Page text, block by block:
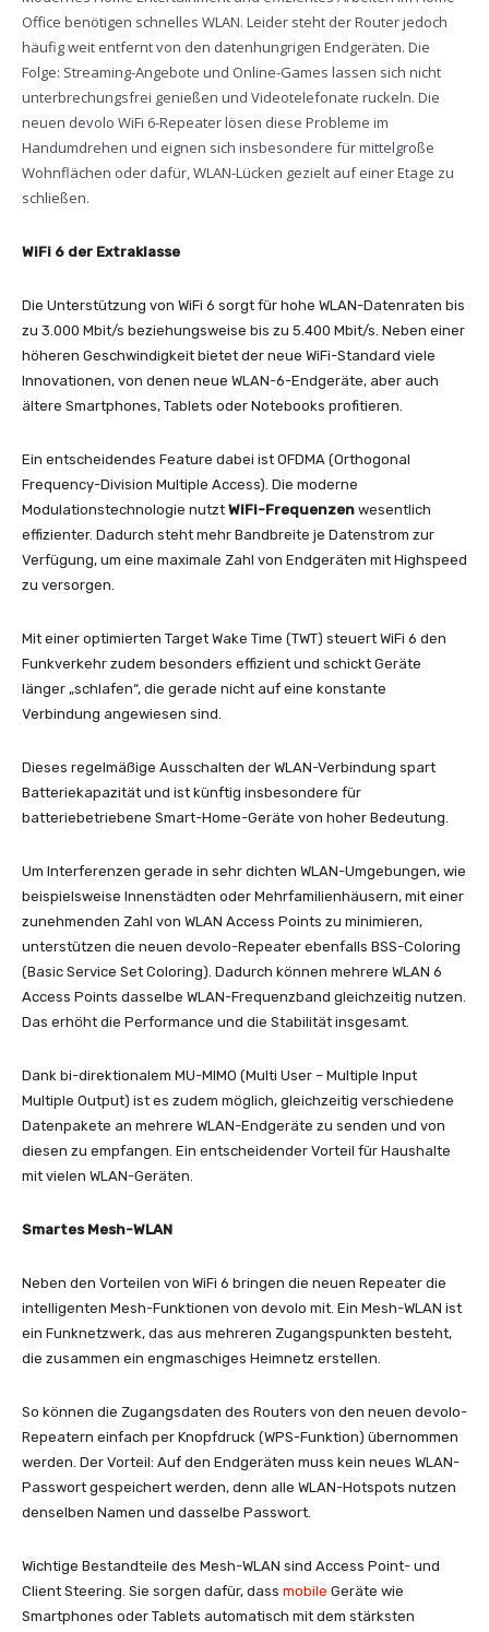
Office benötigen schnelles WLAN. Leider steht der Router jedoch
häufig weit entfernt von den datenhungrigen Endgeräten. Die
Folge: Streaming-Angebote und Online-Games lassen sich nicht
unterbrechungsfrei genießen und Videotelefonate ruckeln. Die
neuen devolo WiFi 6-Repeater lösen diese Probleme im
Handumdrehen und eignen sich insbesondere für mittelgroße
Wohnflächen oder dafür, WLAN-Lücken gezielt auf einer Etage zu
schließen.
WiFi 6 der Extraklasse
Die Unterstützung von WiFi 6 sorgt für hohe WLAN-Datenraten bis
zu 3.000 Mbit/s beziehungsweise bis zu 5.400 Mbit/s. Neben einer
höheren Geschwindigkeit bietet der neue WiFi-Standard viele
Innovationen, von denen neue WLAN-6-Endgeräte, aber auch
ältere Smartphones, Tablets oder Notebooks profitieren.
Ein entscheidendes Feature dabei ist OFDMA (Orthogonal
Frequency-Division Multiple Access). Die moderne
Modulationstechnologie nutzt WiFi-Frequenzen wesentlich
effizienter. Dadurch steht mehr Bandbreite je Datenstrom zur
Verfügung, um eine maximale Zahl von Endgeräten mit Highspeed
zu versorgen.
Mit einer optimierten Target Wake Time (TWT) steuert WiFi 6 den
Funkverkehr zudem besonders effizient und schickt Geräte
länger „schlafen“, die gerade nicht auf eine konstante
Verbindung angewiesen sind.
Dieses regelmäßige Ausschalten der WLAN-Verbindung spart
Batteriekapazität und ist künftig insbesondere für
batteriebetriebene Smart-Home-Geräte von hoher Bedeutung.
Um Interferenzen gerade in sehr dichten WLAN-Umgebungen, wie
beispielsweise Innenstädten oder Mehrfamilienhäusern, mit einer
zunehmenden Zahl von WLAN Access Points zu minimieren,
unterstützen die neuen devolo-Repeater ebenfalls BSS-Coloring
(Basic Service Set Coloring). Dadurch können mehrere WLAN 6
Access Points dasselbe WLAN-Frequenzband gleichzeitig nutzen.
Das erhöht die Performance und die Stabilität insgesamt.
Dank bi-direktionalem MU-MIMO (Multi User – Multiple Input
Multiple Output) ist es zudem möglich, gleichzeitig verschiedene
Datenpakete an mehrere WLAN-Endgeräte zu senden und von
diesen zu empfangen. Ein entscheidender Vorteil für Haushalte
mit vielen WLAN-Geräten.
Smartes Mesh-WLAN
Neben den Vorteilen von WiFi 6 bringen die neuen Repeater die
intelligenten Mesh-Funktionen von devolo mit. Ein Mesh-WLAN ist
ein Funknetzwerk, das aus mehreren Zugangspunkten besteht,
die zusammen ein engmaschiges Heimnetz erstellen.
So können die Zugangsdaten des Routers von den neuen devolo-
Repeatern einfach per Knopfdruck (WPS-Funktion) übernommen
werden. Der Vorteil: Auf den Endgeräten muss kein neues WLAN-
Passwort gespeichert werden, denn alle WLAN-Hotspots nutzen
denselben Namen und dasselbe Passwort.
Wichtige Bestandteile des Mesh-WLAN sind Access Point- und
Client Steering. Sie sorgen dafür, dass mobile Geräte wie
Smartphones oder Tablets automatisch mit dem stärksten